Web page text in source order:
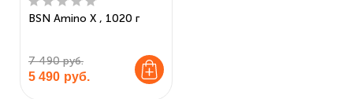
BSN Amino X , 1020 г
7 490 руб.
5 490 руб.